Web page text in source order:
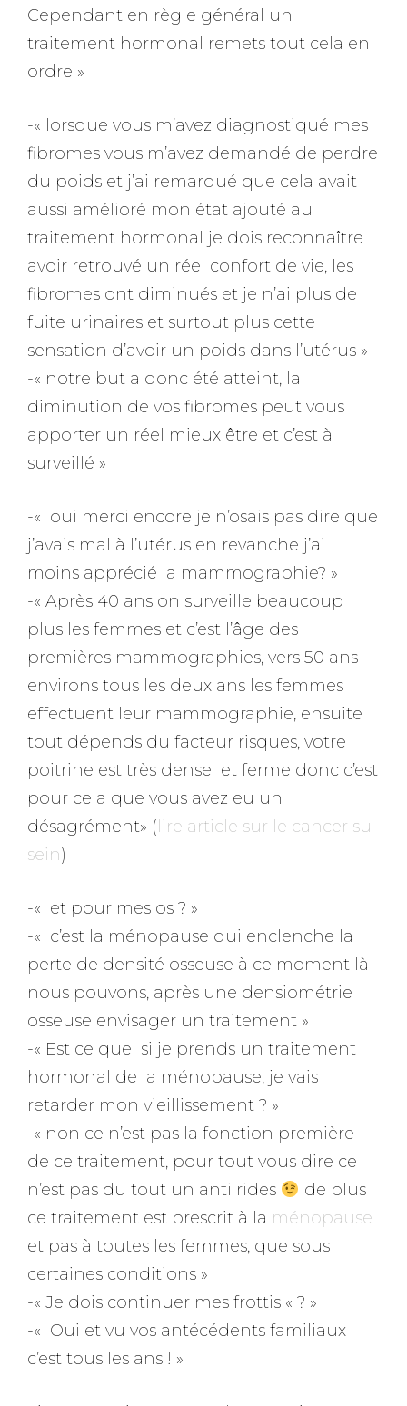
Cependant en règle général un
traitement hormonal remets tout cela en
ordre »
-« lorsque vous m’avez diagnostiqué mes
fibromes vous m’avez demandé de perdre
du poids et j’ai remarqué que cela avait
aussi amélioré mon état ajouté au
traitement hormonal je dois reconnaître
avoir retrouvé un réel confort de vie, les
fibromes ont diminués et je n’ai plus de
fuite urinaires et surtout plus cette
sensation d’avoir un poids dans l’utérus »
-« notre but a donc été atteint, la
diminution de vos fibromes peut vous
apporter un réel mieux être et c’est à
surveillé »
-« oui merci encore je n’osais pas dire que
j’avais mal à l’utérus en revanche j’ai
moins apprécié la mammographie? »
-« Après 40 ans on surveille beaucoup
plus les femmes et c’est l’âge des
premières mammographies, vers 50 ans
environs tous les deux ans les femmes
effectuent leur mammographie, ensuite
tout dépends du facteur risques, votre
poitrine est très dense et ferme donc c’est
pour cela que vous avez eu un
désagrément» ( lire article sur le cancer su
sein)
-« et pour mes os ? »
-« c’est la ménopause qui enclenche la
perte de densité osseuse à ce moment là
nous pouvons, après une densiométrie
osseuse envisager un traitement »
-« Est ce que si je prends un traitement
hormonal de la ménopause, je vais
retarder mon vieillissement ? »
-« non ce n’est pas la fonction première
de ce traitement, pour tout vous dire ce
n’est pas du tout un anti rides
de plus
ce traitement est prescrit à la ménopause
et pas à toutes les femmes, que sous
certaines conditions »
-« Je dois continuer mes frottis « ? »
-« Oui et vu vos antécédents familiaux
c’est tous les ans ! »